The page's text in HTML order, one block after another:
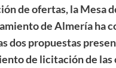
de ofertas, la Mesa
de Almería ha
dos propuestas
de licitación de las